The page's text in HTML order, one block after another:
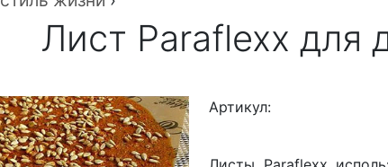
Лист Paraflexx для
Артикул: